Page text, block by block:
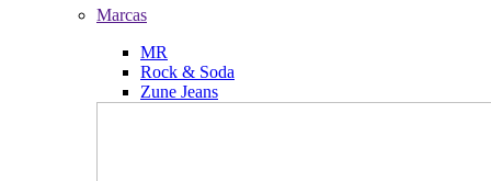
Marcas
MR
Rock & Soda
Zune Jeans